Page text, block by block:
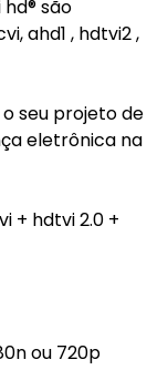
são
ahd1 , hdtvi2 ,
seu projeto de
eletrônica na
+ hdtvi 2.0 +
ou 720p